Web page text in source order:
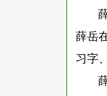
薛岳
习字